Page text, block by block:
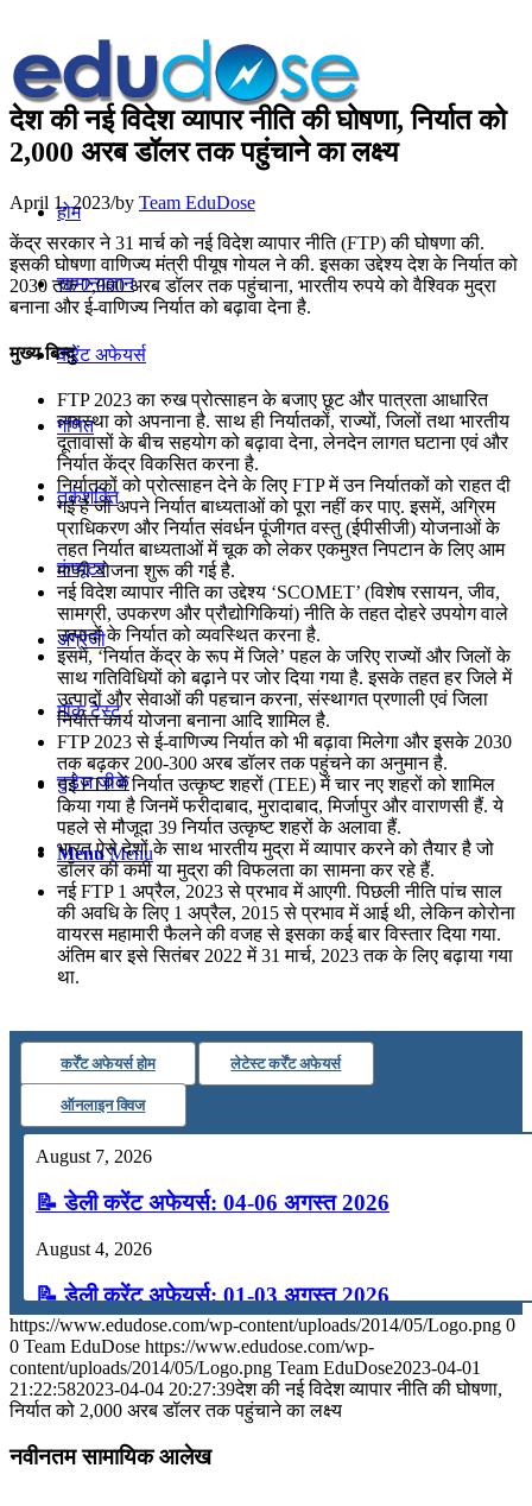
होम
सामान्यज्ञान
करेंट अफेयर्स
गणित
तर्कशक्ति
कंप्यूटर
अंग्रेजी
मॉक टेस्ट
टुडेज जीके
Menu Menu
देश की नई विदेश व्यापार नीति की घोषणा, निर्यात को
2,000 अरब डॉलर तक पहुंचाने का लक्ष्य
April 1, 2023/by Team EduDose
केंद्र सरकार ने 31 मार्च को नई विदेश व्यापार नीति (FTP) की घोषणा की.
इसकी घोषणा वाणिज्य मंत्री पीयूष गोयल ने की. इसका उद्देश्य देश के निर्यात को
2030 तक 2,000 अरब डॉलर तक पहुंचाना, भारतीय रुपये को वैश्विक मुद्रा
बनाना और ई-वाणिज्य निर्यात को बढ़ावा देना है.
मुख्य बिन्दु
FTP 2023 का रुख प्रोत्साहन के बजाए छूट और पात्रता आधारित
व्यवस्था को अपनाना है. साथ ही निर्यातकों, राज्यों, जिलों तथा भारतीय
दूतावासों के बीच सहयोग को बढ़ावा देना, लेनदेन लागत घटाना एवं और
निर्यात केंद्र विकसित करना है.
निर्यातकों को प्रोत्साहन देने के लिए FTP में उन निर्यातकों को राहत दी
गई है जो अपने निर्यात बाध्यताओं को पूरा नहीं कर पाए. इसमें, अग्रिम
प्राधिकरण और निर्यात संवर्धन पूंजीगत वस्तु (ईपीसीजी) योजनाओं के
तहत निर्यात बाध्यताओं में चूक को लेकर एकमुश्त निपटान के लिए आम
माफी योजना शुरू की गई है.
नई विदेश व्यापार नीति का उद्देश्य ‘SCOMET’ (विशेष रसायन, जीव,
सामग्री, उपकरण और प्रौद्योगिकियां) नीति के तहत दोहरे उपयोग वाले
उत्पादों के निर्यात को व्यवस्थित करना है.
इसमें, ‘निर्यात केंद्र के रूप में जिले’ पहल के जरिए राज्यों और जिलों के
साथ गतिविधियों को बढ़ाने पर जोर दिया गया है. इसके तहत हर जिले में
उत्पादों और सेवाओं की पहचान करना, संस्थागत प्रणाली एवं जिला
निर्यात कार्य योजना बनाना आदि शामिल है.
FTP 2023 से ई-वाणिज्य निर्यात को भी बढ़ावा मिलेगा और इसके 2030
तक बढ़कर 200-300 अरब डॉलर तक पहुंचने का अनुमान है.
नई FTP में निर्यात उत्कृष्ट शहरों (TEE) में चार नए शहरों को शामिल
किया गया है जिनमें फरीदाबाद, मुरादाबाद, मिर्जापुर और वाराणसी हैं. ये
पहले से मौजूदा 39 निर्यात उत्कृष्ट शहरों के अलावा हैं.
भारत ऐसे देशों के साथ भारतीय मुद्रा में व्यापार करने को तैयार है जो
डॉलर की कमी या मुद्रा की विफलता का सामना कर रहे हैं.
नई FTP 1 अप्रैल, 2023 से प्रभाव में आएगी. पिछली नीति पांच साल
की अवधि के लिए 1 अप्रैल, 2015 से प्रभाव में आई थी, लेकिन कोरोना
वायरस महामारी फैलने की वजह से इसका कई बार विस्तार दिया गया.
अंतिम बार इसे सितंबर 2022 में 31 मार्च, 2023 तक के लिए बढ़ाया गया
था.
कर्रेंट अफेयर्स होम लेटेस्ट कर्रेंट अफेयर्स
ऑनलाइन क्विज
August 7, 2026
📝 डेली करेंट अफेयर्स: 04-06 अगस्त 2026
August 4, 2026
📝 डेली करेंट अफेयर्स: 01-03 अगस्त 2026
July 31, 2026
📝 डेली करेंट अफेयर्स: 28-31 जुलाई 2026
https://www.edudose.com/wp-content/uploads/2014/05/Logo.png 0
0 Team EduDose https://www.edudose.com/wp-
content/uploads/2014/05/Logo.png Team EduDose2023-04-01
21:22:582023-04-04 20:27:39देश की नई विदेश व्यापार नीति की घोषणा,
निर्यात को 2,000 अरब डॉलर तक पहुंचाने का लक्ष्य
नवीनतम सामायिक आलेख